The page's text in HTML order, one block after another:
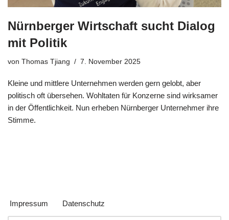
Nürnberger Wirtschaft sucht Dialog
mit Politik
von Thomas Tjiang 7. November 2025
Kleine und mittlere Unternehmen werden gern gelobt, aber
politisch oft übersehen. Wohltaten für Konzerne sind wirksamer
in der Öffentlichkeit. Nun erheben Nürnberger Unternehmer ihre
Stimme.
Impressum Datenschutz